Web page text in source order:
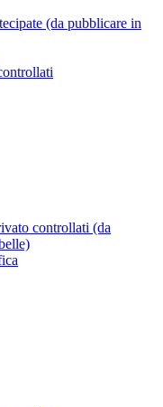
(da pubblicare in
controllati (da